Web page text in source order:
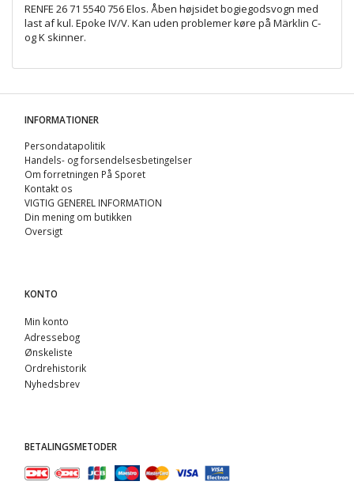
RENFE 26 71 5540 756 Elos. Åben højsidet bogiegodsvogn med
last af kul. Epoke IV/V. Kan uden problemer køre på Märklin C-
og K skinner.
INFORMATIONER
Persondatapolitik
Handels- og forsendelsesbetingelser
Om forretningen På Sporet
Kontakt os
VIGTIG GENEREL INFORMATION
Din mening om butikken
Oversigt
KONTO
Min konto
Adressebog
Ønskeliste
Ordrehistorik
Nyhedsbrev
BETALINGSMETODER